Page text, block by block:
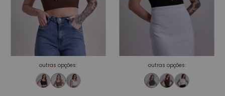
outras opções: outras opções: